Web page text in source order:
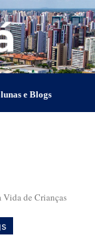
e Blogs
Vida de Crianças